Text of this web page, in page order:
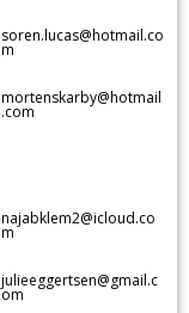
soren.lucas@hotmail.co
m
mortenskarby@hotmail
.com
najabklem2@icloud.co
m
julieeggertsen@gmail.c
om